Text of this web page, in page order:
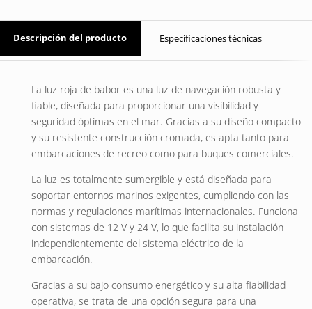
Descripción del producto Especificaciones técnicas
La luz roja de babor es una luz de navegación robusta y
fiable, diseñada para proporcionar una visibilidad y
seguridad óptimas en el mar. Gracias a su diseño compacto
y su resistente construcción cromada, es apta tanto para
embarcaciones de recreo como para buques comerciales.
La luz es totalmente sumergible y está diseñada para
soportar entornos marinos exigentes, cumpliendo con las
normas y regulaciones marítimas internacionales. Funciona
con sistemas de 12 V y 24 V, lo que facilita su instalación
independientemente del sistema eléctrico de la
embarcación.
Gracias a su bajo consumo energético y su alta fiabilidad
operativa, se trata de una opción segura para una